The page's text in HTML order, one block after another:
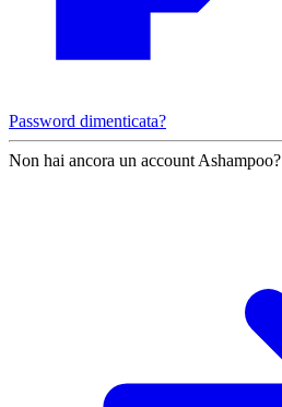
Password dimenticata?
Non hai ancora un account Ashampoo?